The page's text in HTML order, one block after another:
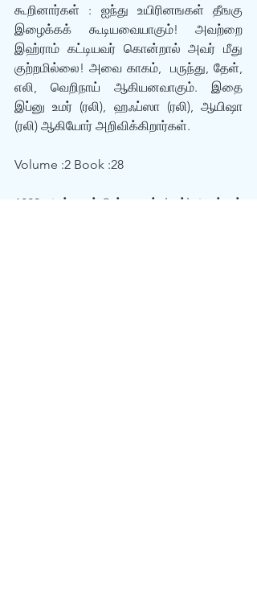
கூறினார்கள் : ஐந்து உயிரினஙகள் தீஙகு
இழைக்கக் கூடியவையாகும்! அவற்றை
இஹ்ராம் கட்டியவர் கொன்றால் அவர் மீது
குற்றமில்லை! அவை காகம்,  பருந்து, தேள்,
எலி, வெறிநாய் ஆகியனவாகும். இதை
இப்னு உமர் (ரலி), ஹஃப்ஸா (ரலி), ஆயிஷா
(ரலி) ஆகியோர் அறிவிக்கிறார்கள்.
Volume :2 Book :28
1829. அல்லாஹ்வின் தூதர் (ஸல்) அவர்கள்